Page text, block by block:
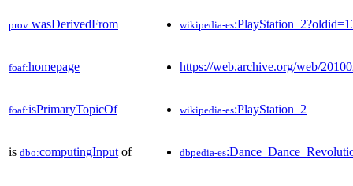
prov:wasDerivedFrom wikipedia-es
foaf:homepage https://web.archive.org/web/
foaf:isPrimaryTopicOf wikipedia-es:PlayStation_2
is dbo:computingInput of dbpedia-es